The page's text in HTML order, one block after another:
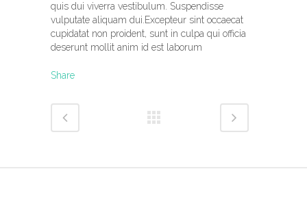
quis dui viverra vestibulum. Suspendisse
vulputate aliquam dui.Excepteur sint occaecat
cupidatat non proident, sunt in culpa qui officia
deserunt mollit anim id est laborum
Share